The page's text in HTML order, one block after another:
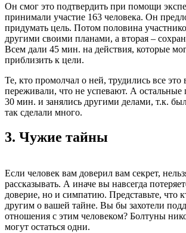
Он смог это подтвердить при помощи
принимали участие 163 человека. Он
придумать цель. Потом половина
другими своими планами, а вторая –
Всем дали 45 мин. на действия, которые
приблизить к цели.
Те, кто промолчал о ней, трудились все это
переживали, что не успевают. А остальные
30 мин. и занялись другими делами, т.к.
так сделали много.
3. Чужие тайны
Если человек вам доверил вам секрет,
рассказывать. А иначе вы навсегда
доверие, но и симпатию. Представьте, что
другим о вашей тайне. Вы бы захотели
отношения с этим человеком? Болтуны
могут остаться одни.